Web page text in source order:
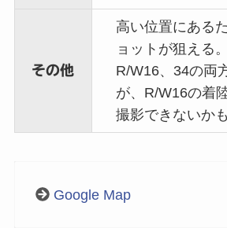
その他
高い位置にある
ョットが狙える。
R/W16、34の両
が、R/W16の着
撮影できないか
Google Map